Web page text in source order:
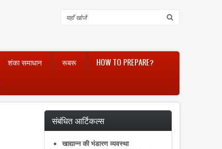
Search
शंका समाधान रूबरू HOW TO PREPARE?
संबंधित आर्टिकल्स
खाद्यान्न की भंडारण व्यवस्था